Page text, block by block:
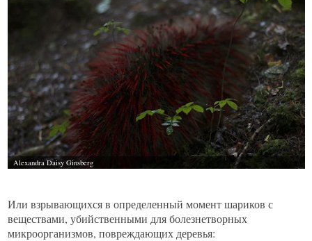
Или взрывающихся в определенный момент шариков с
веществами, убийственными для болезнетворных
микроорганизмов, повреждающих деревья: